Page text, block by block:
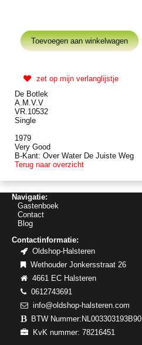
zet op mijn verlanglijstje
De Botlek
A.M.V.V
VR.10532
Single
1979
Very Good
B-Kant: Over Water De Juiste Weg
Terug naar overzicht
Navigatie:
Gastenboek
Contact
Blog
Contactinformatie:
Oldshop-Halsteren
Wethouder Jonkersstraat 26
4661 EC Halsteren
0612743691
info@oldshop-halsteren.com
BTW Nummer:NL003303193B90
KvK nummer: 78216451